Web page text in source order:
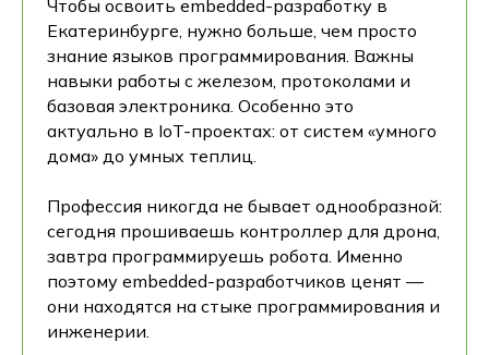
Чтобы освоить embedded-разработку в
Екатеринбурге, нужно больше, чем просто
знание языков программирования. Важны
навыки работы с железом, протоколами и
базовая электроника. Особенно это
актуально в IoT-проектах: от систем «умного
дома» до умных теплиц.
Профессия никогда не бывает однообразной:
сегодня прошиваешь контроллер для дрона,
завтра программируешь робота. Именно
поэтому embedded-разработчиков ценят —
они находятся на стыке программирования и
инженерии.